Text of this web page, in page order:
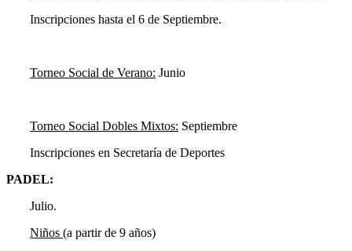
Inscripciones hasta el 6 de Septiembre.
Torneo Social de Verano: Junio
Torneo Social Dobles Mixtos: Septiembre
Inscripciones en Secretaría de Deportes
PADEL:
Julio.
Niños (a partir de 9 años)